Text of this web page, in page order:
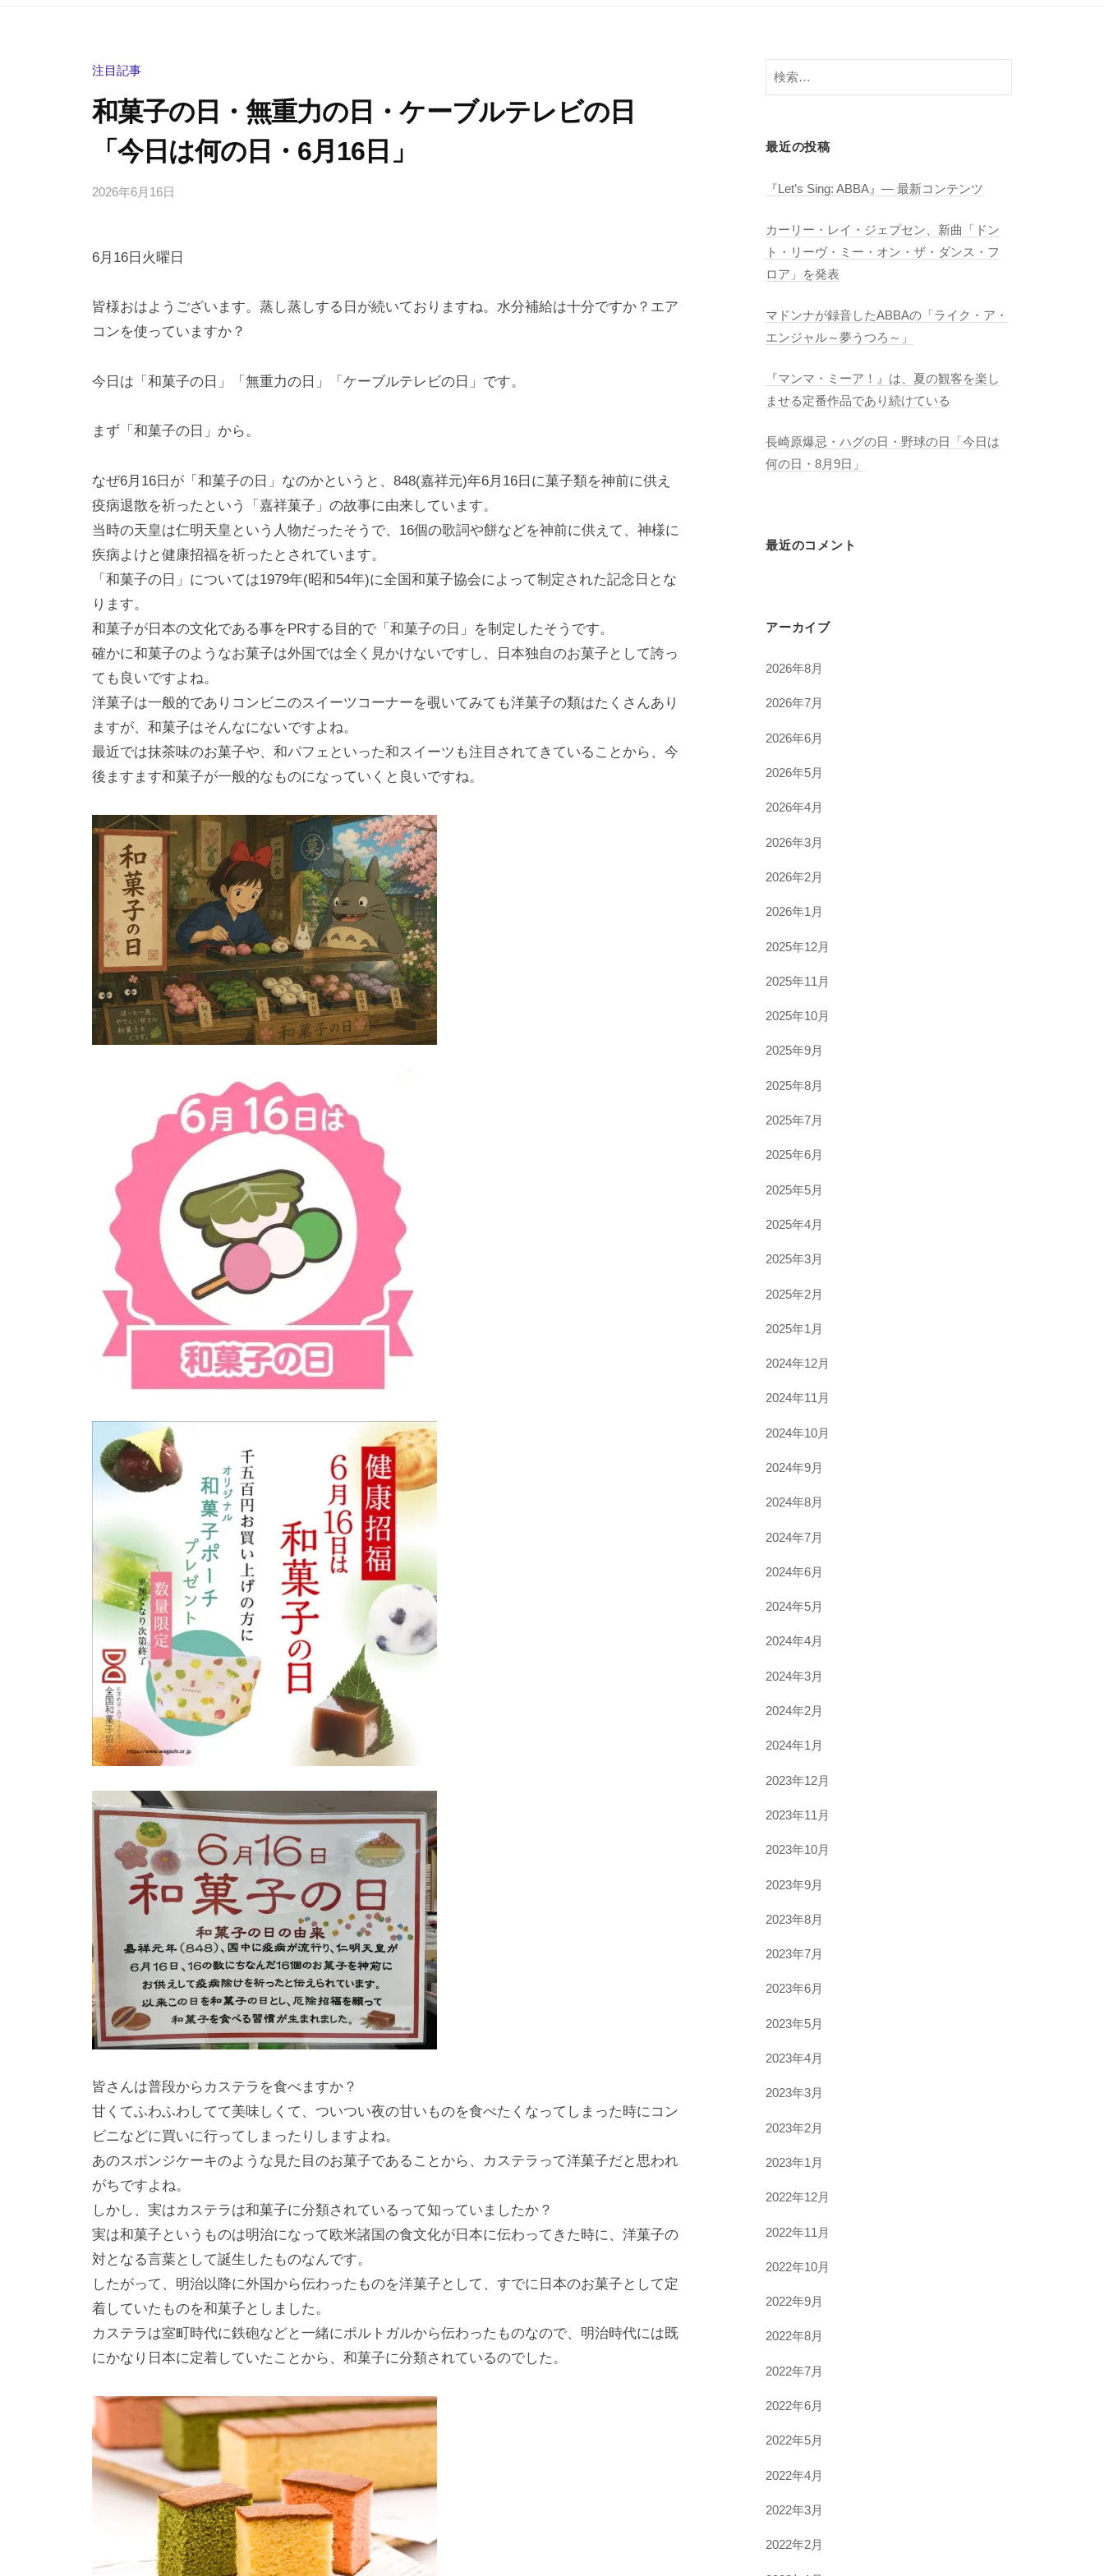
注目記事
和菓子の日・無重力の日・ケーブルテレビの日
「今日は何の日・6月16日」
2026年6月16日
i
a
s
y
m
の
メ
ン
6月16日火曜日
皆様おはようございます。蒸し蒸しする日が続いておりますね。水分補給は十分ですか？エア
コンを使っていますか？
今日は「和菓子の日」「無重力の日」「ケーブルテレビの日」です。
まず「和菓子の日」から。
なぜ6月16日が「和菓子の日」なのかというと、848(嘉祥元)年6月16日に菓子類を神前に供え
疫病退散を祈ったという「嘉祥菓子」の故事に由来しています。
当時の天皇は仁明天皇という人物だったそうで、16個の歌詞や餅などを神前に供えて、神様に
疾病よけと健康招福を祈ったとされています。
「和菓子の日」については1979年(昭和54年)に全国和菓子協会によって制定された記念日とな
ります。
和菓子が日本の文化である事をPRする目的で「和菓子の日」を制定したそうです。
確かに和菓子のようなお菓子は外国では全く見かけないですし、日本独自のお菓子として誇っ
ても良いですよね。
洋菓子は一般的でありコンビニのスイーツコーナーを覗いてみても洋菓子の類はたくさんあり
ますが、和菓子はそんなにないですよね。
最近では抹茶味のお菓子や、和パフェといった和スイーツも注目されてきていることから、今
後ますます和菓子が一般的なものになっていくと良いですね。
皆さんは普段からカステラを食べますか？
甘くてふわふわしてて美味しくて、ついつい夜の甘いものを食べたくなってしまった時にコン
ビニなどに買いに行ってしまったりしますよね。
あのスポンジケーキのような見た目のお菓子であることから、カステラって洋菓子だと思われ
がちですよね。
しかし、実はカステラは和菓子に分類されているって知っていましたか？
実は和菓子というものは明治になって欧米諸国の食文化が日本に伝わってきた時に、洋菓子の
対となる言葉として誕生したものなんです。
したがって、明治以降に外国から伝わったものを洋菓子として、すでに日本のお菓子として定
着していたものを和菓子としました。
カステラは室町時代に鉄砲などと一緒にポルトガルから伝わったものなので、明治時代には既
にかなり日本に定着していたことから、和菓子に分類されているのでした。
検
索:
最近の投稿
『Let’s Sing: ABBA』― 最新コンテンツ
カーリー・レイ・ジェプセン、新曲「ドン
ト・リーヴ・ミー・オン・ザ・ダンス・フ
ロア」を発表
マドンナが録音したABBAの「ライク・ア・
エンジャル～夢うつろ～」
『マンマ・ミーア！』は、夏の観客を楽し
ませる定番作品であり続けている
長崎原爆忌・ハグの日・野球の日「今日は
何の日・8月9日」
最近のコメント
アーカイブ
2026年8月
2026年7月
2026年6月
2026年5月
2026年4月
2026年3月
2026年2月
2026年1月
2025年12月
2025年11月
2025年10月
2025年9月
2025年8月
2025年7月
2025年6月
2025年5月
2025年4月
2025年3月
2025年2月
2025年1月
2024年12月
2024年11月
2024年10月
2024年9月
2024年8月
2024年7月
2024年6月
2024年5月
2024年4月
2024年3月
2024年2月
2024年1月
2023年12月
2023年11月
2023年10月
2023年9月
2023年8月
2023年7月
2023年6月
2023年5月
2023年4月
2023年3月
2023年2月
2023年1月
2022年12月
2022年11月
2022年10月
2022年9月
2022年8月
2022年7月
2022年6月
2022年5月
2022年4月
2022年3月
2022年2月